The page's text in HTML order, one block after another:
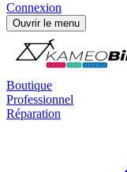
Connexion
Ouvrir le menu
Boutique
Professionnel
Réparation